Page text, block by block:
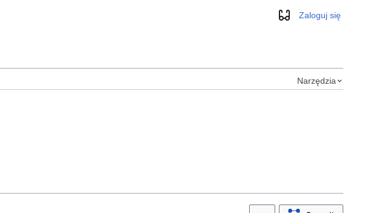
WyglądZaloguj się
Narzędzia